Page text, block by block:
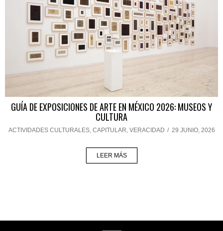
GUÍA DE EXPOSICIONES DE ARTE EN MÉXICO 2026: MUSEOS Y
CULTURA
ACTIVIDADES CULTURALES, CAPITULAR, VERACIDAD / 29 JUNIO, 2026
LEER MÁS